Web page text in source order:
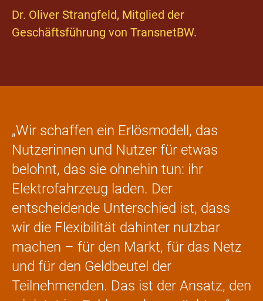
Dr. Oliver Strangfeld, Mitglied der
Geschäftsführung von TransnetBW.
„Wir schaffen ein Erlösmodell, das
Nutzerinnen und Nutzer für etwas
belohnt, das sie ohnehin tun: ihr
Elektrofahrzeug laden. Der
entscheidende Unterschied ist, dass
wir die Flexibilität dahinter nutzbar
machen – für den Markt, für das Netz
und für den Geldbeutel der
Teilnehmenden. Das ist der Ansatz, den